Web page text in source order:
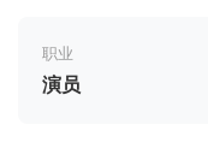
职业
演员